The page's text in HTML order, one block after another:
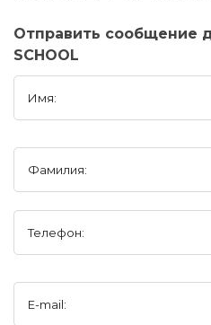
Отправить сообщение
SCHOOL
Имя:
Фамилия:
Телефон:
E-mail: